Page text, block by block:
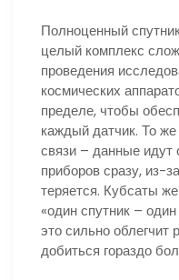
Полноценный
целый комплекс
проведения
космических
пределе, чтобы
каждый датчик. То
связи – данные идут
приборов сразу, из-
теряется. Кубсаты
«один спутник –
это сильно облегчит
добиться гораздо